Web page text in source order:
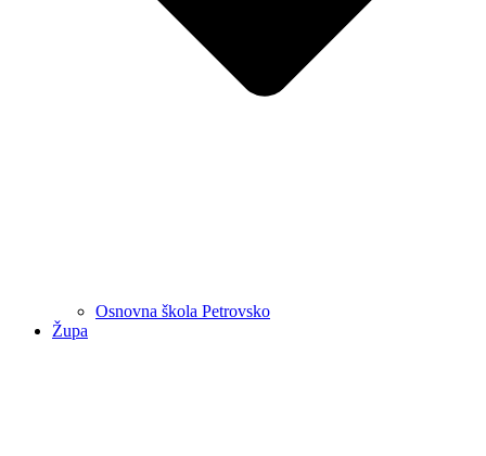
Osnovna škola Petrovsko
Župa